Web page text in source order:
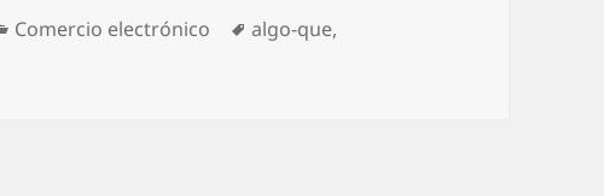
Categories
Comercio electrónico Tags
algo-que,